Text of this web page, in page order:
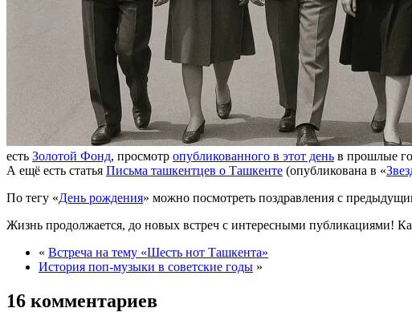
есть Золотой Фонд, просмотр опубликованного в этот день в прошлые
А ещё есть статья Письма ташкентцев о Ташкенте (опубликована в «
По тегу «День рождения» можно посмотреть поздравления с
Жизнь продолжается, до новых встреч с интересными публикациями!
« Встреча на тему «Шесть нот Ташкента»
История поп-музыки в советские годы »
16 комментариев